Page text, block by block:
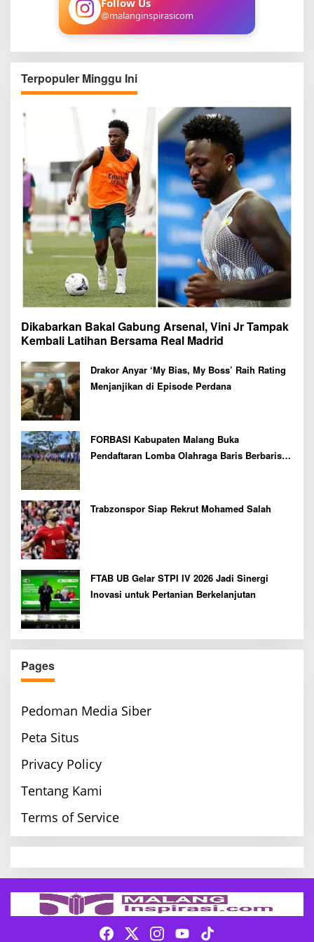
@malanginspirasicom
Terpopuler Minggu Ini
Dikabarkan Bakal Gabung Arsenal, Vini Jr Tampak
Kembali Latihan Bersama Real Madrid
Drakor Anyar ‘My Bias, My Boss’ Raih Rating
Menjanjikan di Episode Perdana
FORBASI Kabupaten Malang Buka
Pendaftaran Lomba Olahraga Baris Berbaris
Trabzonspor Siap Rekrut Mohamed Salah
FTAB UB Gelar STPI IV 2026 Jadi Sinergi
Inovasi untuk Pertanian Berkelanjutan
Pages
Pedoman Media Siber
Peta Situs
Privacy Policy
Tentang Kami
Terms of Service